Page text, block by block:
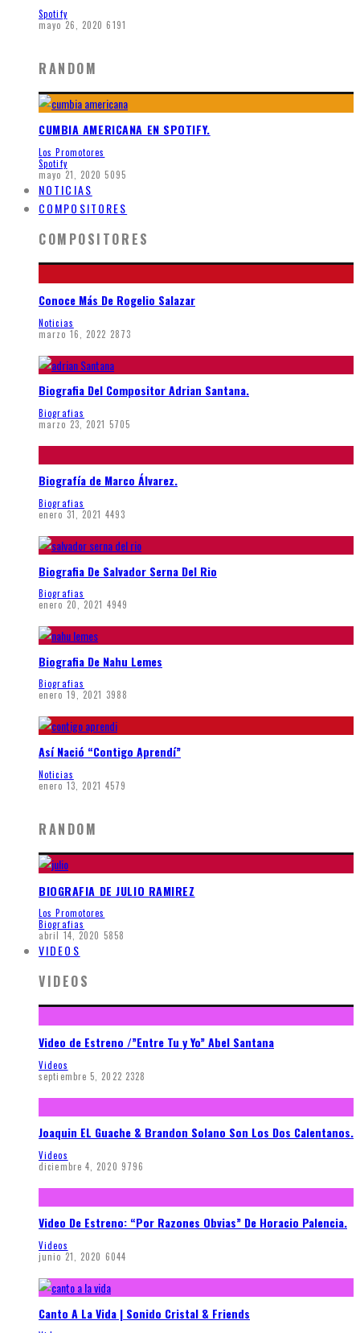
Spotify
mayo 26, 2020 6191
RANDOM
CUMBIA AMERICANA EN SPOTIFY.
Los Promotores
Spotify
mayo 21, 2020 5095
NOTICIAS
COMPOSITORES
COMPOSITORES
Conoce Más De Rogelio Salazar
Noticias
marzo 16, 2022 2873
Biografia Del Compositor Adrian Santana.
Biografias
marzo 23, 2021 5705
Biografía de Marco Álvarez.
Biografias
enero 31, 2021 4493
Biografia De Salvador Serna Del Rio
Biografias
enero 20, 2021 4949
Biografia De Nahu Lemes
Biografias
enero 19, 2021 3988
Así Nació “Contigo Aprendí”
Noticias
enero 13, 2021 4579
RANDOM
BIOGRAFIA DE JULIO RAMIREZ
Los Promotores
Biografias
abril 14, 2020 5858
VIDEOS
VIDEOS
Video de Estreno /”Entre Tu y Yo” Abel Santana
Videos
septiembre 5, 2022 2328
Joaquin EL Guache & Brandon Solano Son Los Dos Calentanos.
Videos
diciembre 4, 2020 9796
Video De Estreno: “Por Razones Obvias” De Horacio Palencia.
Videos
junio 21, 2020 6044
Canto A La Vida | Sonido Cristal & Friends